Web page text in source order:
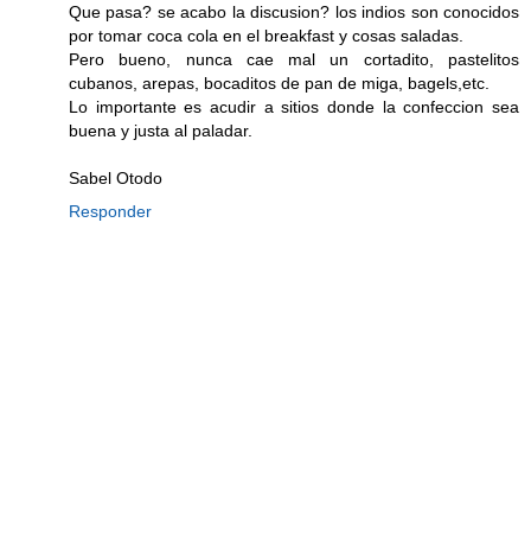
Que pasa? se acabo la discusion? los indios son conocidos
por tomar coca cola en el breakfast y cosas saladas.
Pero bueno, nunca cae mal un cortadito, pastelitos
cubanos, arepas, bocaditos de pan de miga, bagels,etc.
Lo importante es acudir a sitios donde la confeccion sea
buena y justa al paladar.
Sabel Otodo
Responder